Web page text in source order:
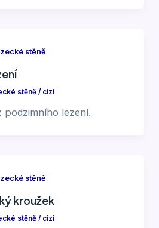
stěně
stěně/ cizi
podzimního lezení.
stěně
kroužek
stěně/ cizi